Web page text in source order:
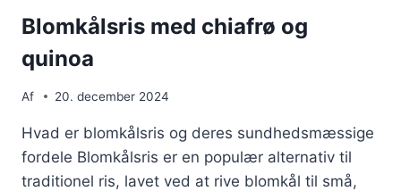
Blomkålsris med chiafrø og
quinoa
Af 20. december 2024
Hvad er blomkålsris og deres sundhedsmæssige
fordele Blomkålsris er en populær alternativ til
traditionel ris, lavet ved at rive blomkål til små,